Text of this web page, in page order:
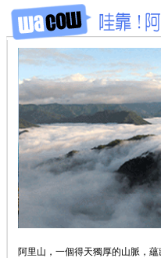
阿里山，一個得天獨厚的山脈，